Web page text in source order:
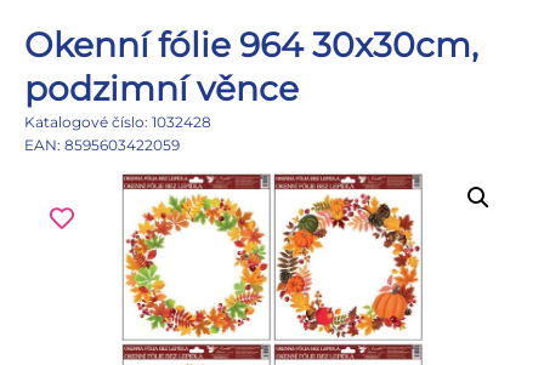
Okenní fólie 964 30x30cm,
podzimní věnce
Katalogové číslo: 1032428
EAN: 8595603422059